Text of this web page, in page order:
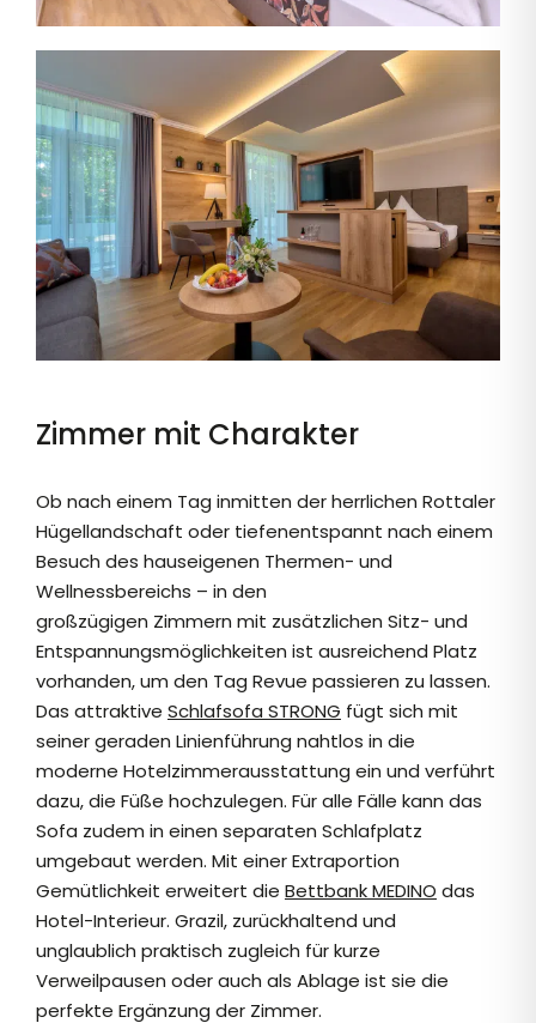
Zimmer mit Charakter
Ob nach einem Tag inmitten der herrlichen Rottaler
Hügellandschaft oder tiefenentspannt nach einem
Besuch des hauseigenen Thermen- und
Wellnessbereichs – in den
großzügigen Zimmern mit zusätzlichen Sitz- und
Entspannungsmöglichkeiten ist ausreichend Platz
vorhanden, um den Tag Revue passieren zu lassen.
Das attraktive Schlafsofa STRONG fügt sich mit
seiner geraden Linienführung nahtlos in die
moderne Hotelzimmerausstattung ein und verführt
dazu, die Füße hochzulegen. Für alle Fälle kann das
Sofa zudem in einen separaten Schlafplatz
umgebaut werden. Mit einer Extraportion
Gemütlichkeit erweitert die Bettbank MEDINO das
Hotel-Interieur. Grazil, zurückhaltend und
unglaublich praktisch zugleich für kurze
Verweilpausen oder auch als Ablage ist sie die
perfekte Ergänzung der Zimmer.